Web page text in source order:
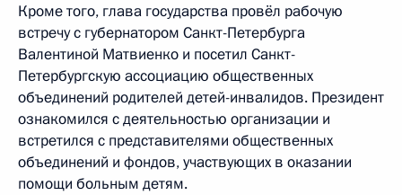
Кроме того, глава государства провёл рабочую
встречу с губернатором Санкт-Петербурга
Валентиной Матвиенко и посетил Санкт-
Петербургскую ассоциацию общественных
объединений родителей детей-инвалидов. Президент
ознакомился с деятельностью организации и
встретился с представителями общественных
объединений и фондов, участвующих в оказании
помощи больным детям.